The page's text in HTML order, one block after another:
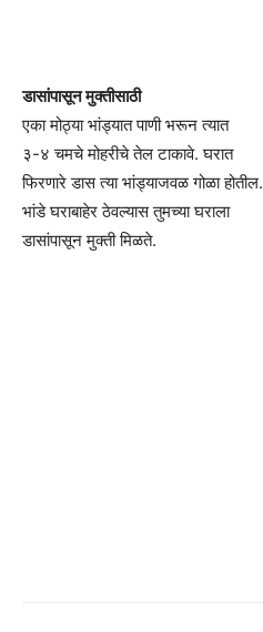
डासांपासून मुक्तीसाठी
एका मोठ्या भांड्यात पाणी भरून त्यात
३-४ चमचे मोहरीचे तेल टाकावे. घरात
फिरणारे डास त्या भांड्याजवळ गोळा होतील.
भांडे घराबाहेर ठेवल्यास तुमच्या घराला
डासांपासून मुक्ती मिळते.